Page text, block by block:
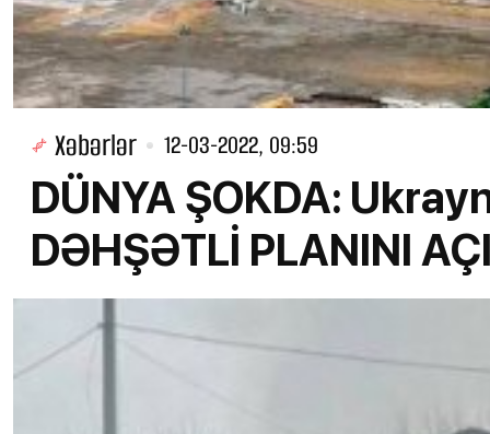
Xəbərlər 12-03-2022, 09:59
DÜNYA ŞOKDA:
DƏHŞƏTLİ PLANINI